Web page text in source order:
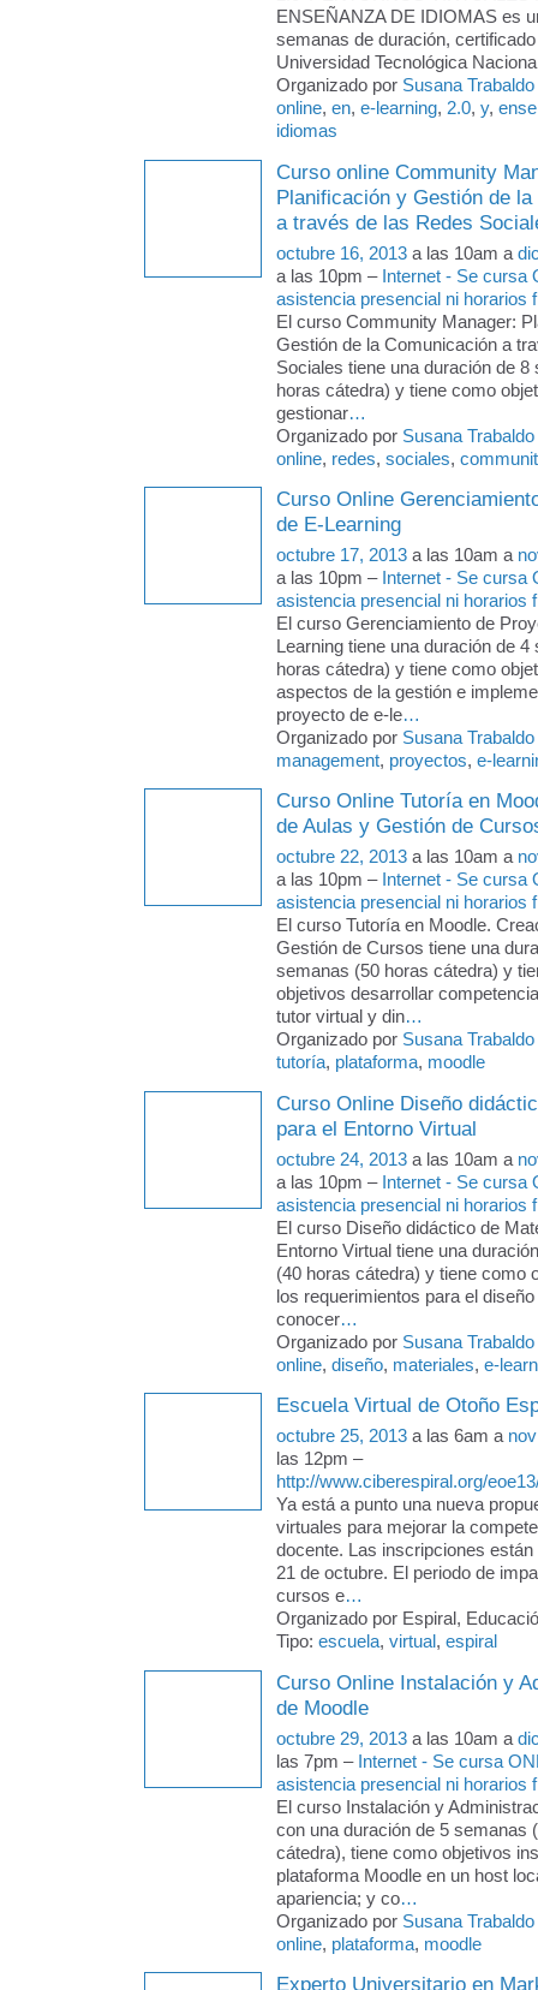
ENSEÑANZA DE IDIOMAS es
semanas de duración,
Universidad Tecnológica
Organizado por Susana Trabaldo
online, en, e-learning, 2.0, y,
idiomas
Curso online Community
Planificación y Gestión de
a través de las Redes
octubre 16, 2013 a las 10am a
a las 10pm – Internet - Se cursa
asistencia presencial ni horarios
El curso Community Manager:
Gestión de la Comunicación a
Sociales tiene una duración de 8
horas cátedra) y tiene como
gestionar…
Organizado por Susana Trabaldo
online, redes, sociales,
Curso Online
de E-Learning
octubre 17, 2013 a las 10am a
a las 10pm – Internet - Se cursa
asistencia presencial ni horarios
El curso Gerenciamiento de
Learning tiene una duración de 4
horas cátedra) y tiene como
aspectos de la gestión e
proyecto de e-le…
Organizado por Susana Trabaldo
management, proyectos, e-
Curso Online Tutoría en
de Aulas y Gestión de
octubre 22, 2013 a las 10am a
a las 10pm – Internet - Se cursa
asistencia presencial ni horarios
El curso Tutoría en Moodle.
Gestión de Cursos tiene una
semanas (50 horas cátedra) y
objetivos desarrollar
tutor virtual y din…
Organizado por Susana Trabaldo
tutoría, plataforma, moodle
Curso Online Diseño
para el Entorno Virtual
octubre 24, 2013 a las 10am a
a las 10pm – Internet - Se cursa
asistencia presencial ni horarios
El curso Diseño didáctico de
Entorno Virtual tiene una
(40 horas cátedra) y tiene como
los requerimientos para el
conocer…
Organizado por Susana Trabaldo
online, diseño, materiales, e-
Escuela Virtual de Otoño
octubre 25, 2013 a las 6am a
las 12pm –
http://www.ciberespiral.org/
Ya está a punto una nueva
virtuales para mejorar la
docente. Las inscripciones
21 de octubre. El periodo de
cursos e…
Organizado por Espiral,
Tipo: escuela, virtual, espiral
Curso Online Instalación y
de Moodle
octubre 29, 2013 a las 10am a
las 7pm – Internet - Se cursa
asistencia presencial ni horarios
El curso Instalación y
con una duración de 5 semanas
cátedra), tiene como objetivos
plataforma Moodle en un host
apariencia; y co…
Organizado por Susana Trabaldo
online, plataforma, moodle
Experto Universitario en